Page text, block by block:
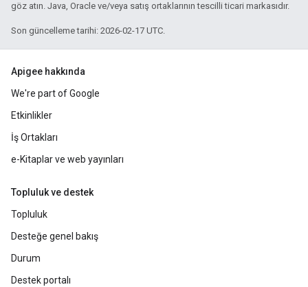
göz atın. Java, Oracle ve/veya satış ortaklarının tescilli ticari markasıdır.
Son güncelleme tarihi: 2026-02-17 UTC.
Apigee hakkında
We're part of Google
Etkinlikler
İş Ortakları
e-Kitaplar ve web yayınları
Topluluk ve destek
Topluluk
Desteğe genel bakış
Durum
Destek portalı